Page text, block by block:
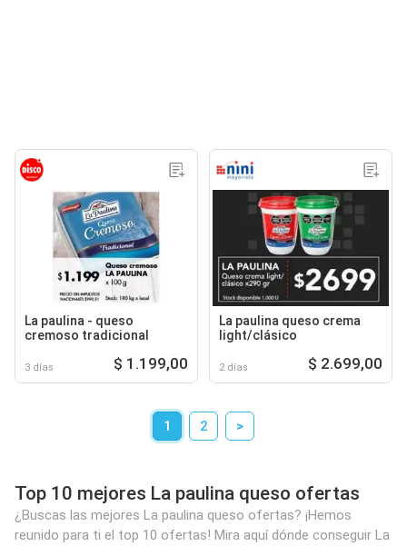
La paulina - queso
cremoso tradicional
3 días $ 1.199,00
La paulina queso crema
light/clásico
2 días $ 2.699,00
1 2 >
Top 10 mejores La paulina queso ofertas
¿Buscas las mejores La paulina queso ofertas? ¡Hemos
reunido para ti el top 10 ofertas! Mira aquí dónde conseguir La